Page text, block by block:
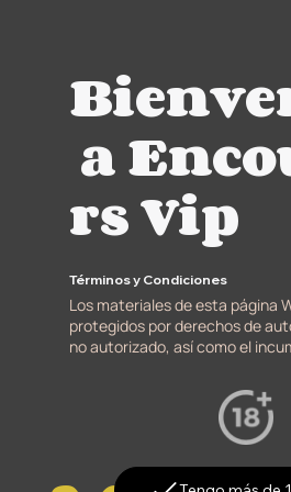
a
rs Vip
Términos y Condiciones
Los materiales de esta página
protegidos por derechos de
no autorizado, así como el
pueden violar la normatividad
respecto. ENCOUNTERS VIP es
comprometida con los usuarios
prestar servicios, vela por su
Para ello institucionalizó la